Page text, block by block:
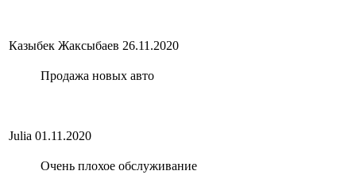
Казыбек Жаксыбаев 26.11.2020
Продажа новых авто
Julia 01.11.2020
Очень плохое обслуживание